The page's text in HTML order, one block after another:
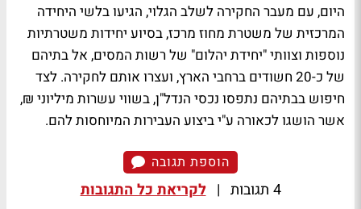
היום, עם מעבר החקירה לשלב הגלוי, הגיעו בלשי היחידה
המרכזית של משטרת מחוז מרכז, בסיוע יחידות משטרתיות
נוספות וצוותי "יחידת יהלום" של רשות המסים, אל בתיהם
של כ-20 חשודים ברחבי הארץ, ועצרו אותם לחקירה. לצד
חיפוש בבתיהם נתפסו נכסי הנדל"ן, בשווי עשרות מיליוני ₪,
אשר הושגו לכאורה ע"י ביצוע העבירות המיוחסות להם.
הוספת תגובה
4 תגובות | לקריאת כל התגובות